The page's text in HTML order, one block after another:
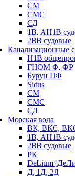
СМ
СМС
СД
1В, АН1В
2ВВ судовые
Канализационные
Н1В
ГНОМ Ф, ФР
Бурун ПФ
Sidus
СМ
СМС
СД
Морская вода
ВК, ВКС,
1В, АН1В
2ВВ судовые
РК
DeLium
Д, 1Д, 2Д